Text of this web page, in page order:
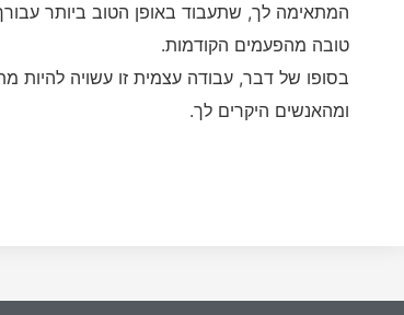
המתאימה לך, שתעבוד באופן הטוב ביותר
טובה מהפעמים הקודמות.
בסופו של דבר, עבודה עצמית זו עשויה
ומהאנשים היקרים לך.